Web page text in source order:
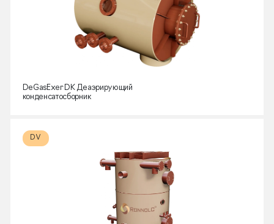
DeGasExer DK Деаэрирующий
конденсатосборник
DV